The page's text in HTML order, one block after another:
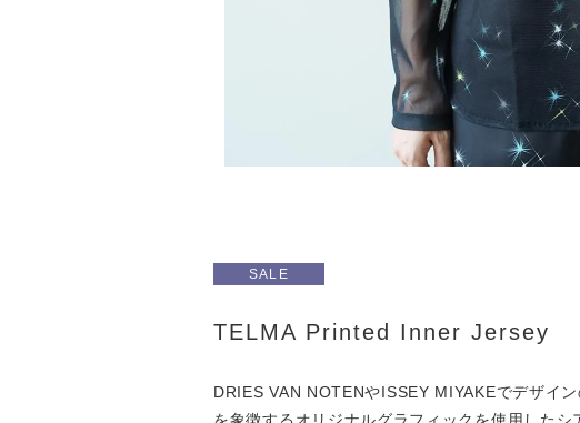
SALE
TELMA Printed Inner Jersey
DRIES VAN NOTENやISSEY MIYAKEでデザイ